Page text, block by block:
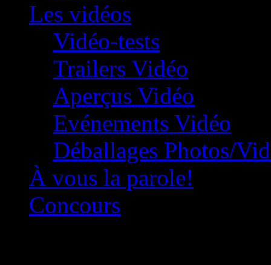
Les vidéos
Vidéo-tests
Trailers Vidéo
Aperçus Vidéo
Evénements Vidéo
Déballages Photos/
À vous la parole!
Concours